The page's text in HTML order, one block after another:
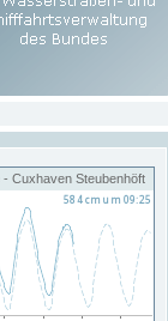
- Cuxhaven Steubenhöft